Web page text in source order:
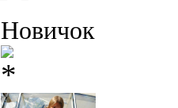
Новичок